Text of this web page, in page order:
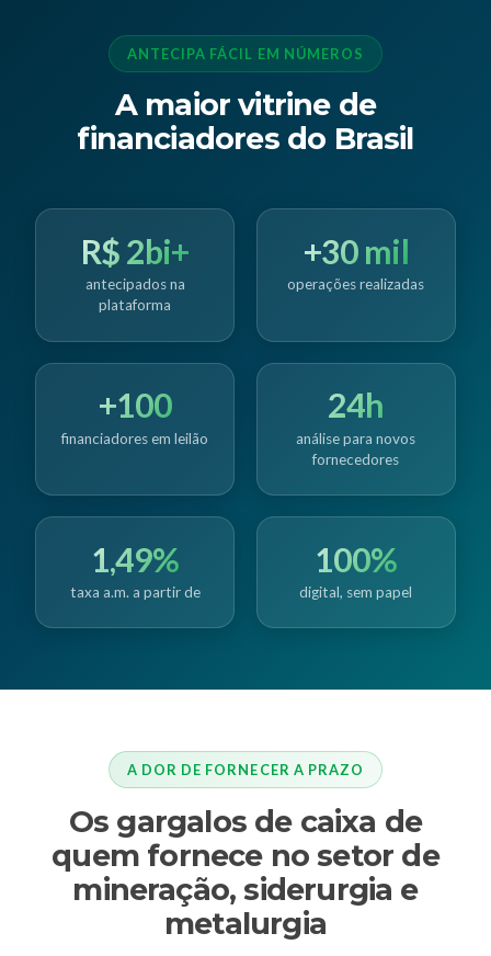
ANTECIPA FÁCIL EM NÚMEROS
A maior vitrine de
financiadores do Brasil
R$ 2bi+
antecipados na
plataforma
+30 mil
operações realizadas
+100
financiadores em leilão
24h
análise para novos
fornecedores
1,49%
taxa a.m. a partir de
100%
digital, sem papel
A DOR DE FORNECER A PRAZO
Os gargalos de caixa de
quem fornece no setor de
mineração, siderurgia e
metalurgia